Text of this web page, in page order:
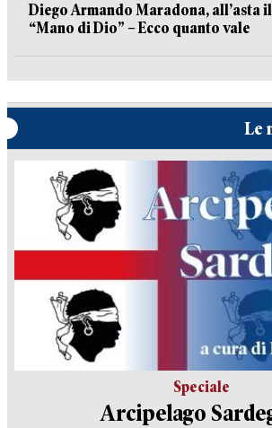
Diego Armando Maradona, all’asta
“Mano di Dio” – Ecco quanto vale
Le
Speciale
Arcipelago